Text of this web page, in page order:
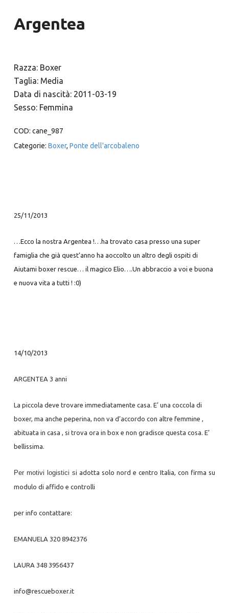
Argentea
Razza: Boxer
Taglia: Media
Data di nascità: 2011-03-19
Sesso: Femmina
COD: cane_987
Categorie: Boxer, Ponte dell'arcobaleno
25/11/2013
…Ecco la nostra Argentea !…ha trovato casa presso una super
famiglia che già quest’anno ha aoccolto un altro degli ospiti di
Aiutami boxer rescue… il magico Elio….Un abbraccio a voi e buona
e nuova vita a tutti ! :0)
14/10/2013
ARGENTEA 3 anni
La piccola deve trovare immediatamente casa. E’ una coccola di
boxer, ma anche peperina, non va d’accordo con altre femmine ,
abituata in casa , si trova ora in box e non gradisce questa cosa. E’
bellissima.
Per motivi logistici si adotta solo nord e centro Italia, con firma su
modulo di affido e controlli
per info contattare:
EMANUELA 320 8942376
LAURA 348 3956437
info@rescueboxer.it